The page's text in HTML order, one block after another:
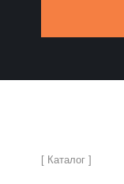
[ Каталог ]